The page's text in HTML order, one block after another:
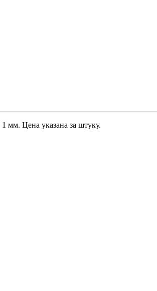
мм. Цена указана за штуку.